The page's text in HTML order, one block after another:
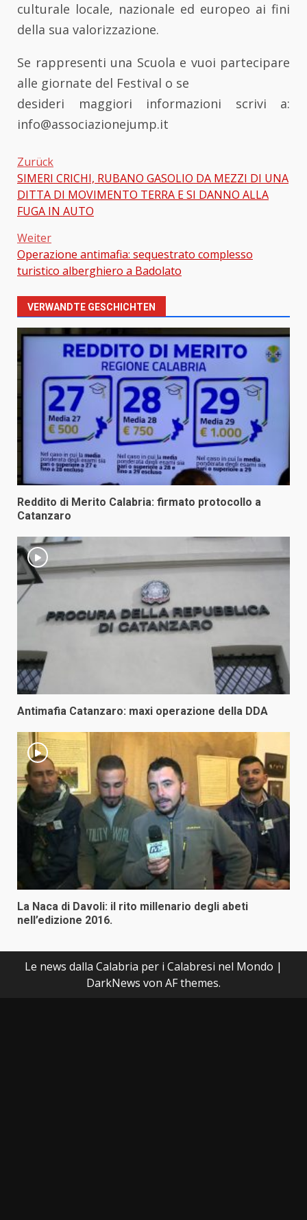
culturale locale, nazionale ed europeo ai fini
della sua valorizzazione.
Se rappresenti una Scuola e vuoi partecipare
alle giornate del Festival o se
desideri maggiori informazioni scrivi a:
info@associazionejump.it
Beitragsnavigation
Zurück
SIMERI CRICHI, RUBANO GASOLIO DA MEZZI DI UNA
DITTA DI MOVIMENTO TERRA E SI DANNO ALLA
FUGA IN AUTO
Weiter
Operazione antimafia: sequestrato complesso
turistico alberghiero a Badolato
VERWANDTE GESCHICHTEN
Reddito di Merito Calabria: firmato protocollo a
Catanzaro
Antimafia Catanzaro: maxi operazione della DDA
La Naca di Davoli: il rito millenario degli abeti
nell’edizione 2016.
Le news dalla Calabria per i Calabresi nel Mondo |
DarkNews von AF themes.